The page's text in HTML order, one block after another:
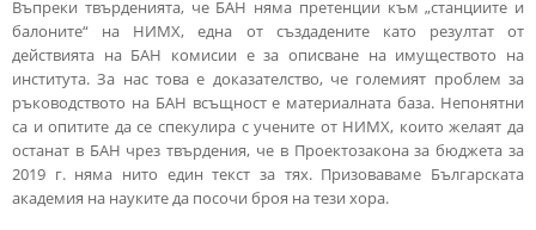
Въпреки твърденията, че БАН няма претенции към „станциите и
балоните“ на НИМХ, една от създадените като резултат от
действията на БАН комисии е за описване на имуществото на
института. За нас това е доказателство, че големият проблем за
ръководството на БАН всъщност е материалната база. Непонятни
са и опитите да се спекулира с учените от НИМХ, които желаят да
останат в БАН чрез твърдения, че в Проектозакона за бюджета за
2019 г. няма нито един текст за тях. Призоваваме Българската
академия на науките да посочи броя на тези хора.